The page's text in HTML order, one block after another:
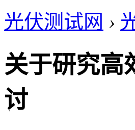
光伏测试网 ›
关于研究高
讨